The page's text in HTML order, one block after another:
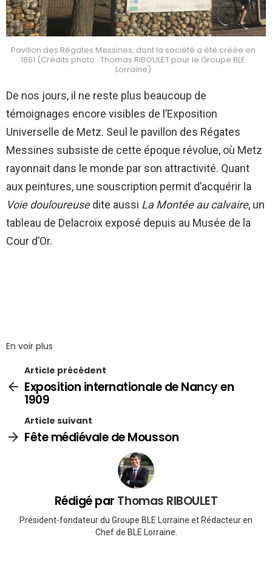
Pavillon des Régates Messines, dont la société a été créée en
1861 (Crédits photo : Thomas RIBOULET pour le Groupe BLE
Lorraine)
De nos jours, il ne reste plus beaucoup de
témoignages encore visibles de l’Exposition
Universelle de Metz. Seul le pavillon des Régates
Messines subsiste de cette époque révolue, où Metz
rayonnait dans le monde par son attractivité. Quant
aux peintures, une souscription permit d’acquérir la
Voie douloureusedite aussi La Montée au calvaire, un
tableau de Delacroix exposé depuis au Musée de la
Cour d’Or.
En voir plus
Article précédent
Exposition internationale de Nancy en
1909
Article suivant
Fête médiévale de Mousson
Rédigé par Thomas RIBOULET
Président-fondateur du Groupe BLE Lorraine et Rédacteur en
Chef de BLE Lorraine.